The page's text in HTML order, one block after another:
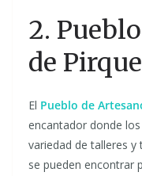
2.
de Pirque
El Pueblo de
encantador donde
variedad de talleres y
se pueden encontrar